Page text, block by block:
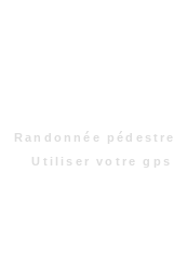
Randonnée
Utiliser votre gps